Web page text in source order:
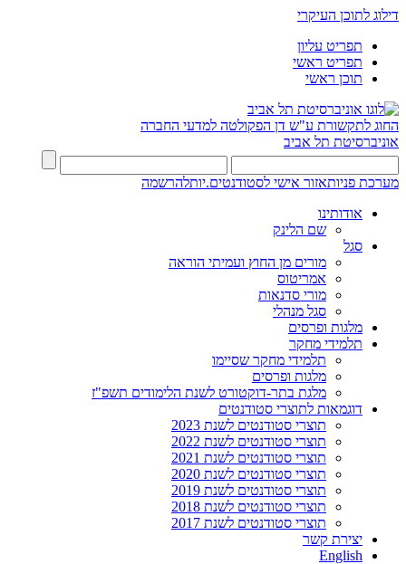
דילוג לתוכן העיקרי
תפריט עליון
תפריט ראשי
תוכן ראשי
החוג לתקשורת ע"ש דן הפקולטה למדעי החברה
אוניברסיטת תל אביב
מערכת פניותאזור אישי לסטודנטים.יותלהרשמה
אודותינו
שם הלינק
סגל
מורים מן החוץ ועמיתי הוראה
אמריטוס
מורי סדנאות
סגל מנהלי
מלגות ופרסים
תלמידי מחקר
תלמידי מחקר שסיימו
מלגות ופרסים
מלגת בתר-דוקטורט לשנת הלימודים תשפ"ז
דוגמאות לתוצרי סטודנטים
תוצרי סטודנטים לשנת 2023
תוצרי סטודנטים לשנת 2022
תוצרי סטודנטים לשנת 2021
תוצרי סטודנטים לשנת 2020
תוצרי סטודנטים לשנת 2019
תוצרי סטודנטים לשנת 2018
תוצרי סטודנטים לשנת 2017
יצירת קשר
English